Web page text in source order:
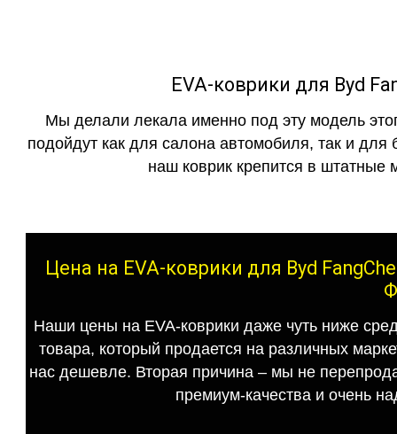
EVA-коврики для Byd
Мы делали лекала именно под эту модель
подойдут как для салона автомобиля, так и для
наш коврик крепится в штатные
Цена на EVA-коврики для Byd
Наши цены на EVA-коврики даже чуть ниже
товара, который продается на различных
нас дешевле. Вторая причина – мы не
премиум-качества и очень